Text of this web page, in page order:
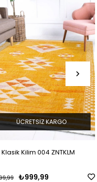
Klm Siyah Gül Klasik
₺1.299,99
ÜCRETSIZ